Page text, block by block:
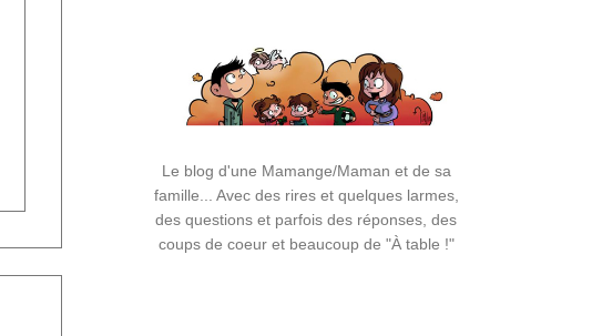
Le blog d'une Mamange/Maman et de sa
famille... Avec des rires et quelques larmes,
des questions et parfois des réponses, des
coups de coeur et beaucoup de "À table !"